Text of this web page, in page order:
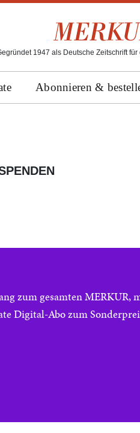
1947 als Deutsche Zeitschrift
Abonnieren &
zum gesamten MERKUR,
Digital-Abo zum